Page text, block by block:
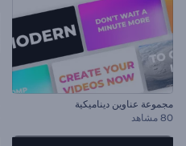
مجموعة عناوين ديناميكية
80 مشاهد